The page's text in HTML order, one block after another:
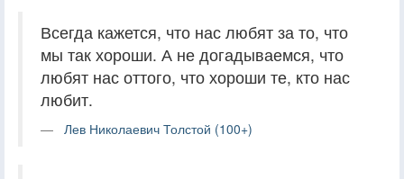
Всегда кажется, что нас любят за то, что
мы так хороши. А не догадываемся, что
любят нас оттого, что хороши те, кто нас
любит.
Лев Николаевич Толстой (100+)